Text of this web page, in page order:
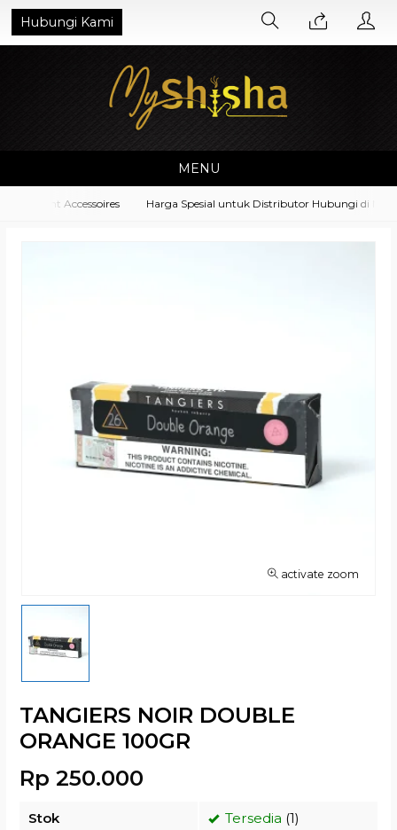
Hubungi Kami
MENU
Accessoires Harga Spesial untuk Distributor Hubungi di No.
activate zoom
TANGIERS NOIR DOUBLE
ORANGE 100GR
Rp 250.000
Stok Tersedia (1)